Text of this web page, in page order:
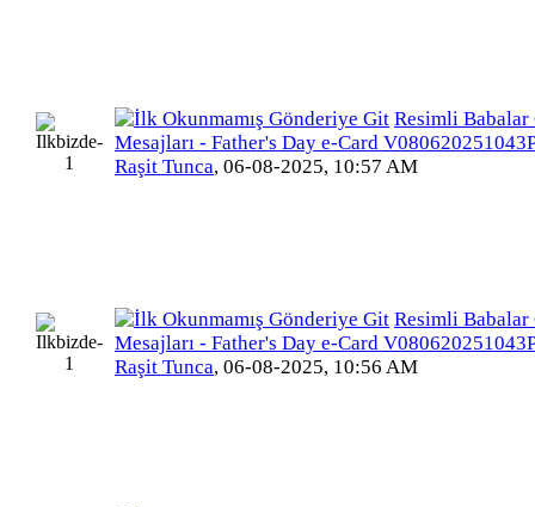
Resimli Babalar
Mesajları - Father's Day e-Card
Raşit Tunca, 06-08-2025, 10:57 AM
Resimli Babalar
Mesajları - Father's Day e-Card
Raşit Tunca, 06-08-2025, 10:56 AM